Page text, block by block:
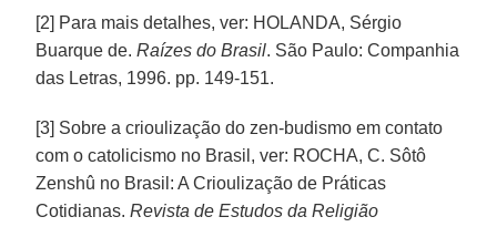
[2] Para mais detalhes, ver: HOLANDA, Sérgio
Buarque de.Raízes do Brasil. São Paulo: Companhia
das Letras, 1996. pp. 149-151.
[3] Sobre a crioulização do zen-budismo em contato
com o catolicismo no Brasil, ver: ROCHA, C. Sôtô
Zenshû no Brasil: A Crioulização de Práticas
Cotidianas.Revista de Estudos da Religião